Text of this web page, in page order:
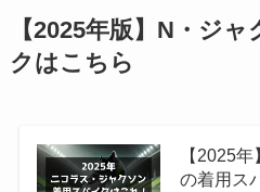
【2025年版】N・ジ
クはこちら
【2025
の着用ス